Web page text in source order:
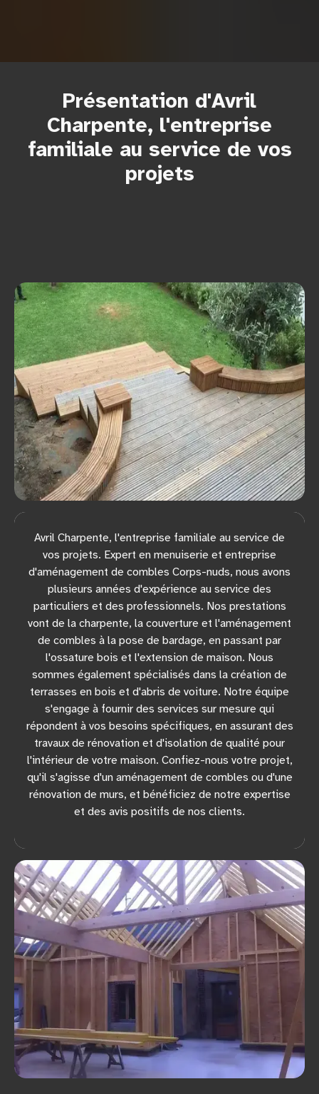
Présentation d'Avril
Charpente, l'entreprise
familiale au service de vos
projets
Avril Charpente, l'entreprise familiale au service de
vos projets. Expert en menuiserie et entreprise
d'aménagement de combles Corps-nuds, nous avons
plusieurs années d'expérience au service des
particuliers et des professionnels. Nos prestations
vont de la charpente, la couverture et l'aménagement
de combles à la pose de bardage, en passant par
l'ossature bois et l'extension de maison. Nous
sommes également spécialisés dans la création de
terrasses en bois et d'abris de voiture. Notre équipe
s'engage à fournir des services sur mesure qui
répondent à vos besoins spécifiques, en assurant des
travaux de rénovation et d'isolation de qualité pour
l'intérieur de votre maison. Confiez-nous votre projet,
qu'il s'agisse d'un aménagement de combles ou d'une
rénovation de murs, et bénéficiez de notre expertise
et des avis positifs de nos clients.